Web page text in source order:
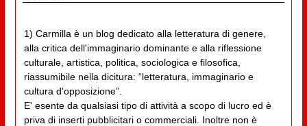
1) Carmilla è un blog dedicato alla letteratura di genere,
alla critica dell'immaginario dominante e alla riflessione
culturale, artistica, politica, sociologica e filosofica,
riassumibile nella dicitura: “letteratura, immaginario e
cultura d'opposizione”.
E' esente da qualsiasi tipo di attività a scopo di lucro ed è
priva di inserti pubblicitari o commerciali. Inoltre non è